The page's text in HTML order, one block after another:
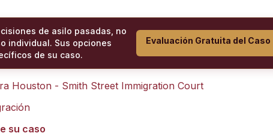
de asilo pasadas, no
individual. Sus opciones
de su caso.
Evaluación Gratuita del Caso
Houston - Smith Street Immigration Court
su caso